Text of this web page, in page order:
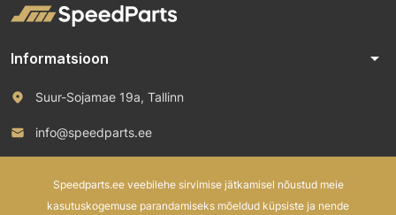
Informatsioon arrow_drop_down
Suur-Sojamae 19a, Tallinn
info@speedparts.ee
Speedparts.ee veebilehe sirvimise jätkamisel nõustud meie
kasutuskogemuse parandamiseks mõeldud küpsiste ja nende